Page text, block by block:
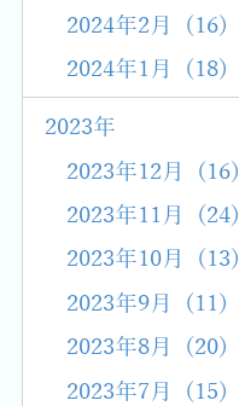
2024年2月 (16)
2024年1月 (18)
2023年
2023年12月 (16)
2023年11月 (24)
2023年10月 (13)
2023年9月 (11)
2023年8月 (20)
2023年7月 (15)